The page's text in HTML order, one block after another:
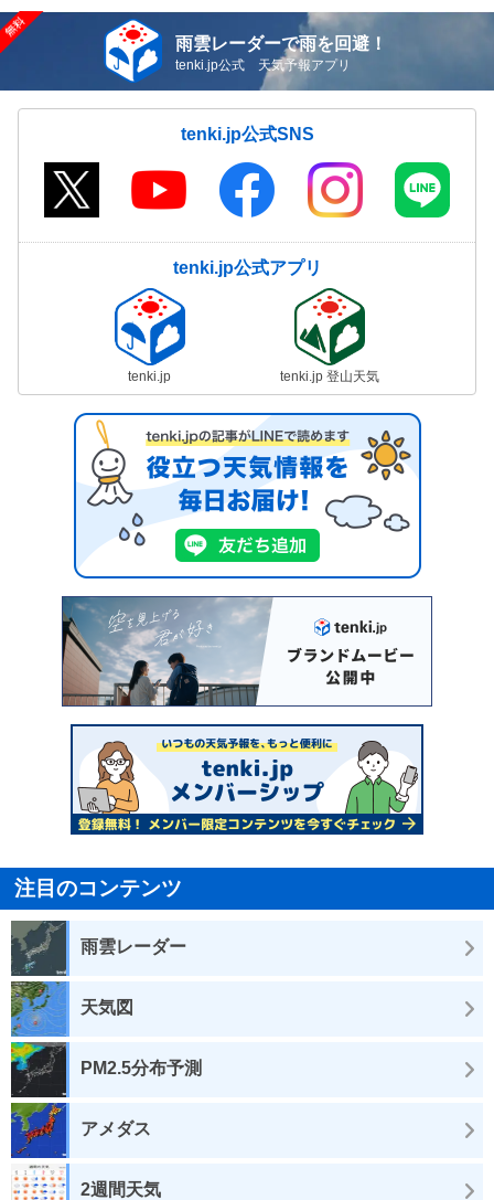
雨雲レーダーで雨を回避！
tenki.jp公式 天気予報アプリ
tenki.jp公式SNS
tenki.jp公式アプリ
tenki.jp tenki.jp 登山天気
注目のコンテンツ
雨雲レーダー
天気図
PM2.5分布予測
アメダス
2週間天気